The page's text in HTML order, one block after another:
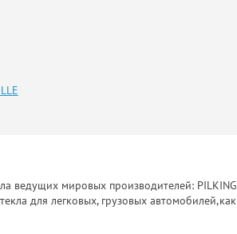
мировых производителей:
для легковых, грузовых